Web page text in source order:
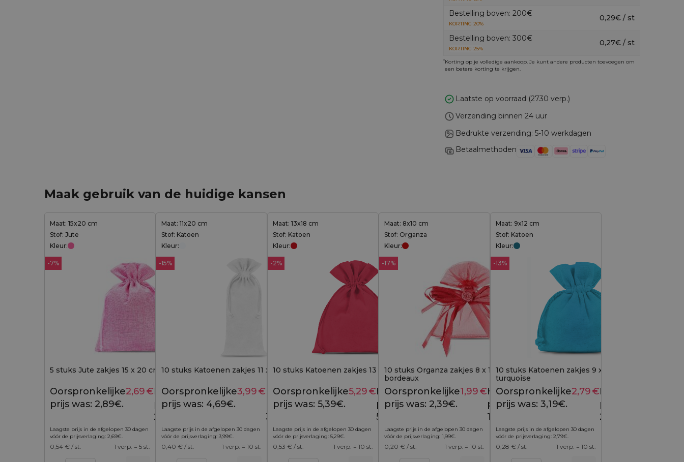
Bestelling boven: 200€
KORTING 20%
0,29€ / st
Bestelling boven: 300€
KORTING 25%
0,27€ / st
*Korting op je volledige aankoop. Je kunt andere producten toevoegen om
een betere korting te krijgen.
Laatste op voorraad (2730 verp.)
Verzending binnen 24 uur
Bedrukte verzending: 5-10 werkdagen
Betaalmethoden
Maak gebruik van de huidige kansen
Maat: 15x20 cm
Stof: Jute
Kleur:
-7%
5 stuks Jute zakjes 15 x 20 cm - lichtroze
2,89 €
Oorspronkelijke
prijs was: 2,89€.
2,69€Huidige
prijs is:
2,69€.
Laagste prijs in de afgelopen 30 dagen
vóór de prijsverlaging: 2,69€.
0,54 € / st. 1 verp. = 5 st.
Maat: 11x20 cm
Stof: Katoen
Kleur:
-15%
10 stuks Katoenen zakjes 11 x 20 cm - wit
4,69 €
Oorspronkelijke
prijs was: 4,69€.
3,99€ Huidige
prijs is:
3,99€.
Laagste prijs in de afgelopen 30 dagen
vóór de prijsverlaging: 3,99€.
0,40 € / st. 1 verp. = 10 st.
Maat: 13x18 cm
Stof: Katoen
Kleur:
-2%
10 stuks Katoenen zakjes 13 x 18 cm - rood
5,39 €
Oorspronkelijke
prijs was: 5,39€.
5,29€Huidige
prijs is:
5,29€.
Laagste prijs in de afgelopen 30 dagen
vóór de prijsverlaging: 5,29€.
0,53 € / st. 1 verp. = 10 st.
Maat: 8x10 cm
Stof: Organza
Kleur:
-17%
10 stuks Organza zakjes 8 x 10 cm -
bordeaux
2,39 €
Oorspronkelijke
prijs was: 2,39€.
1,99€Huidige
prijs is:
1,99€.
Laagste prijs in de afgelopen 30 dagen
vóór de prijsverlaging: 1,99€.
0,20 € / st. 1 verp. = 10 st.
Maat: 9x12 cm
Stof: Katoen
Kleur:
-13%
10 stuks Katoenen zakjes 9 x 12 cm -
turquoise
Oorspronkelijke
prijs was: 3,19€.
2,79€Huidige
prijs is:
2,79€.
Laagste prijs in de afgelopen 30 dagen
vóór de prijsverlaging: 2,79€.
0,28 € / st. 1 verp. = 10 st.